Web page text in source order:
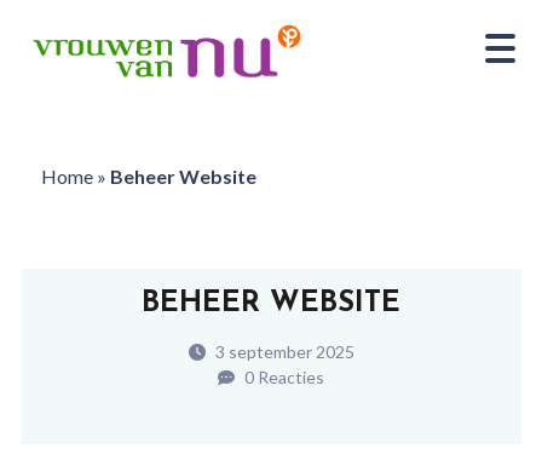
Home» Beheer Website
BEHEER WEBSITE
3 september 2025
0 Reacties